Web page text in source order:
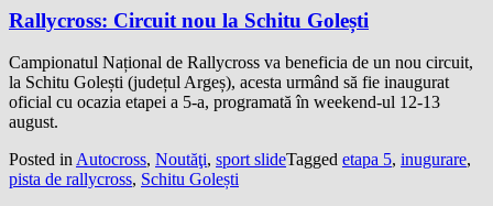
Rallycross: Circuit nou la Schitu Golești
Campionatul Național de Rallycross va beneficia de un nou circuit,
la Schitu Golești (județul Argeș), acesta urmând să fie inaugurat
oficial cu ocazia etapei a 5-a, programată în weekend-ul 12-13
august.
Posted in Autocross, Noutăţi, sport slideTagged etapa 5, inugurare,
pista de rallycross, Schitu Golești